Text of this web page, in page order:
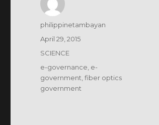
Author
philippinetambayan
Posted
April 29, 2015
Categories
SCIENCE
Tags
e-governance e-
government ,fiber optics
government